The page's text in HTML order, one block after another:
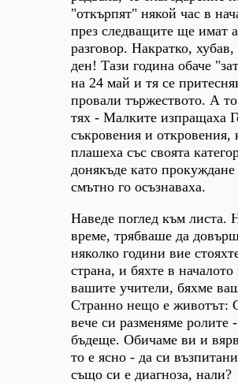
"откърпят" някой час в
през следващите ще имат
разговор. Накратко,
ден! Тази година обаче
на 24 май и тя се
провали тържеството. А
тях - Малките изпращаха
съкровения и откровения,
плашеха със своята
донякъде като
смътно го осъзнаваха.
Наведе поглед към листа.
време, трябваше да
няколко години вие
страна, и бяхте в
вашите учители, бяхме
Странно нещо е животът:
вече си разменяме ролите
бъдеще. Обичаме ви и
то е ясно - да си
също си е диагноза, нали?